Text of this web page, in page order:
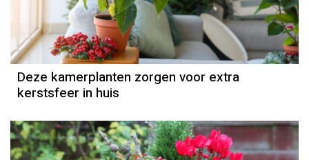
Deze kamerplanten zorgen voor extra
kerstsfeer in huis